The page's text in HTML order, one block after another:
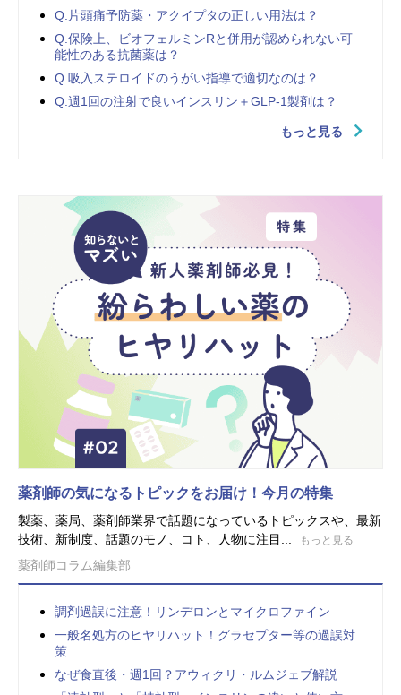
Q.片頭痛予防薬・アクイプタの正しい用法は？
Q.保険上、ビオフェルミンRと併用が認められない可
能性のある抗菌薬は？
Q.吸入ステロイドのうがい指導で適切なのは？
Q.週1回の注射で良いインスリン＋GLP-1製剤は？
もっと見る
薬剤師の気になるトピックをお届け！今月の特集
製薬、薬局、薬剤師業界で話題になっているトピックスや、最新
技術、新制度、話題のモノ、コト、人物に注目...
もっと見る
薬剤師コラム編集部
調剤過誤に注意！リンデロンとマイクロファイン
一般名処方のヒヤリハット！グラセプター等の過誤対
策
なぜ食直後・週1回？アウィクリ・ルムジェブ解説